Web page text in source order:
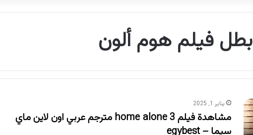
بطل فيلم هوم ألون
يناير 1, 2025
مشاهدة فيلم home alone 3 مترجم عربي اون لاين ماي
سيما – egybest